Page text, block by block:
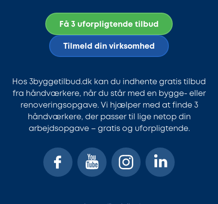
Få 3 uforpligtende tilbud
Tilmeld din virksomhed
Hos 3byggetilbud.dk kan du indhente gratis tilbud
fra håndværkere, når du står med en bygge- eller
renoveringsopgave. Vi hjælper med at finde 3
håndværkere, der passer til lige netop din
arbejdsopgave – gratis og uforpligtende.